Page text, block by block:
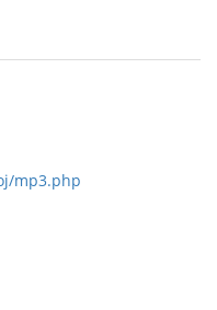
mp3.php